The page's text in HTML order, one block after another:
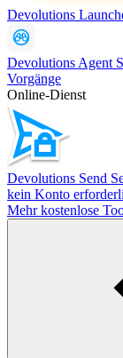
Devolutions
Devolutions Agent
Vorgänge
Online-Dienst
Devolutions Send
kein Konto
Mehr kostenlose